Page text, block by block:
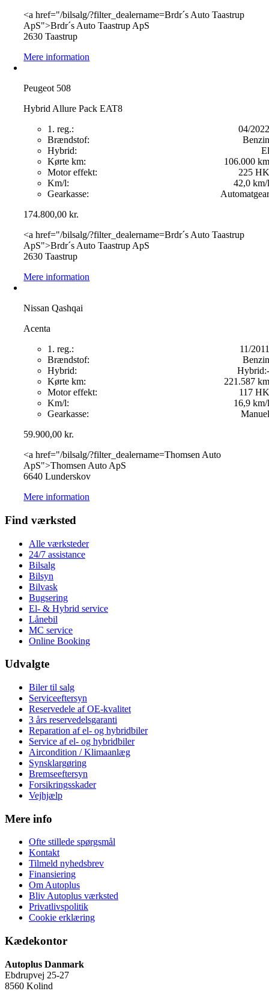
<a href="/bilsalg/?filter_dealername=Brdr´s Auto Taastrup
ApS">Brdr´s Auto Taastrup ApS
2630 Taastrup
Mere information
Peugeot 508
Hybrid Allure Pack EAT8
1. reg.:
04/2022
Brændstof:
Benzin
Hybrid:
El
Kørte km:
106.000 km
Motor effekt:
225 HK
Km/l:
42,0 km/l
Gearkasse:
Automatgear
174.800,00kr.
<a href="/bilsalg/?filter_dealername=Brdr´s Auto Taastrup
ApS">Brdr´s Auto Taastrup ApS
2630 Taastrup
Mere information
Nissan Qashqai
Acenta
1. reg.:
11/2011
Brændstof:
Benzin
Hybrid:
Hybrid:-
Kørte km:
221.587 km
Motor effekt:
117 HK
Km/l:
16,9 km/l
Gearkasse:
Manuel
59.900,00kr.
<a href="/bilsalg/?filter_dealername=Thomsen Auto
ApS">Thomsen Auto ApS
6640 Lunderskov
Mere information
Find værksted
Alle værksteder
24/7 assistance
Bilsalg
Bilsyn
Bilvask
Bugsering
El- & Hybrid service
Lånebil
MC service
Online Booking
Udvalgte
Biler til salg
Serviceeftersyn
Reservedele af OE-kvalitet
3 års reservedelsgaranti
Reparation af el- og hybridbiler
Service af el- og hybridbiler
Aircondition / Klimaanlæg
Synsklargøring
Bremseeftersyn
Forsikringsskader
Vejhjælp
Mere info
Ofte stillede spørgsmål
Kontakt
Tilmeld nyhedsbrev
Finansiering
Om Autoplus
Bliv Autoplus værksted
Privatlivspolitik
Cookie erklæring
Kædekontor
Autoplus Danmark
Ebdrupvej 25-27
8560 Kolind